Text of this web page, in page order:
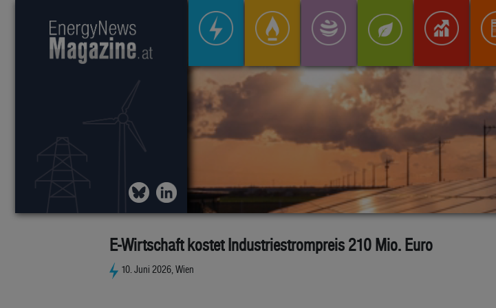
E-Wirtschaft kostet Industriestrompreis 210 Mio. Euro
10. Juni 2026, Wien